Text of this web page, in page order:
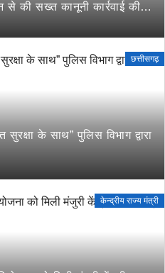
से की सख्त कानूनी कार्रवाई की
छत्तीसगढ़
के साथ” पुलिस विभाग द्वारा
केन्द्रीय राज्य मंत्री